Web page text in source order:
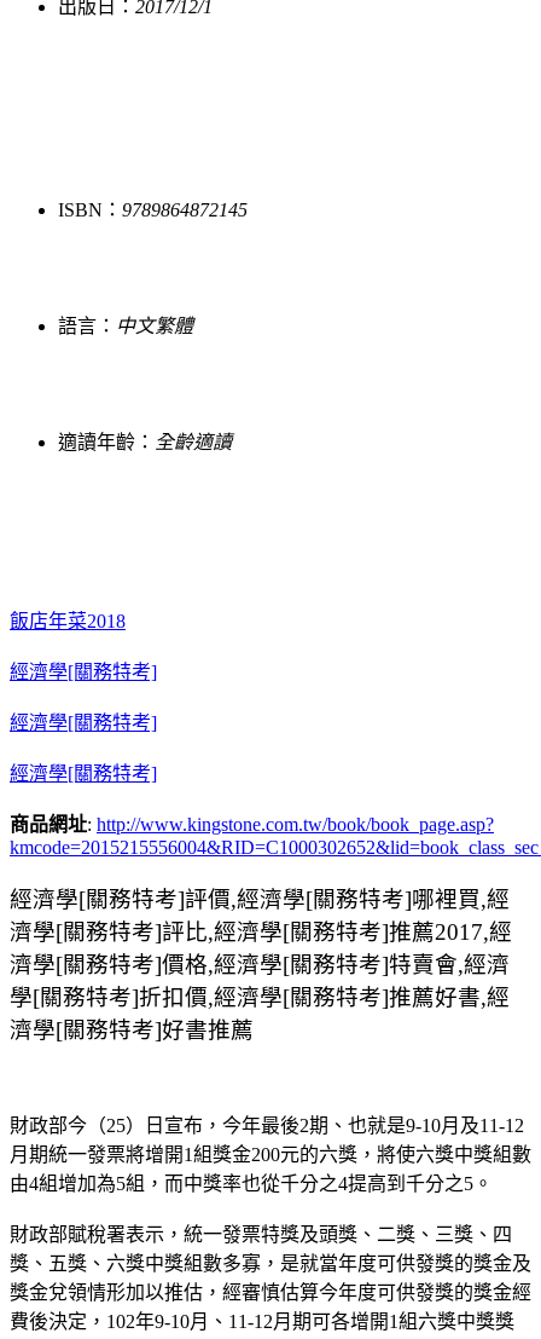
出版日： 2017/12/1
ISBN： 9789864872145
語言： 中文繁體
適讀年齡： 全齡適讀
飯店年菜2018
經濟學[關務特考]
經濟學[關務特考]
經濟學[關務特考]
商品網址: http://www.kingstone.com.tw/book/book_page.asp?
經濟學[關務特考]評價,經濟學[關務特考]哪裡買,經
濟學[關務特考]評比,經濟學[關務特考]推薦2017,經
濟學[關務特考]價格,經濟學[關務特考]特賣會,經濟
學[關務特考]折扣價,經濟學[關務特考]推薦好書,經
濟學[關務特考]好書推薦
財政部今（25）日宣布，今年最後2期、也就是9-10月及11-12
月期統一發票將增開1組獎金200元的六獎，將使六獎中獎組數
由4組增加為5組，而中獎率也從千分之4提高到千分之5。
財政部賦稅署表示，統一發票特獎及頭獎、二獎、三獎、四
獎、五獎、六獎中獎組數多寡，是就當年度可供發獎的獎金及
獎金兌領情形加以推估，經審慎估算今年度可供發獎的獎金經
費後決定，102年9-10月、11-12月期可各增開1組六獎中獎獎